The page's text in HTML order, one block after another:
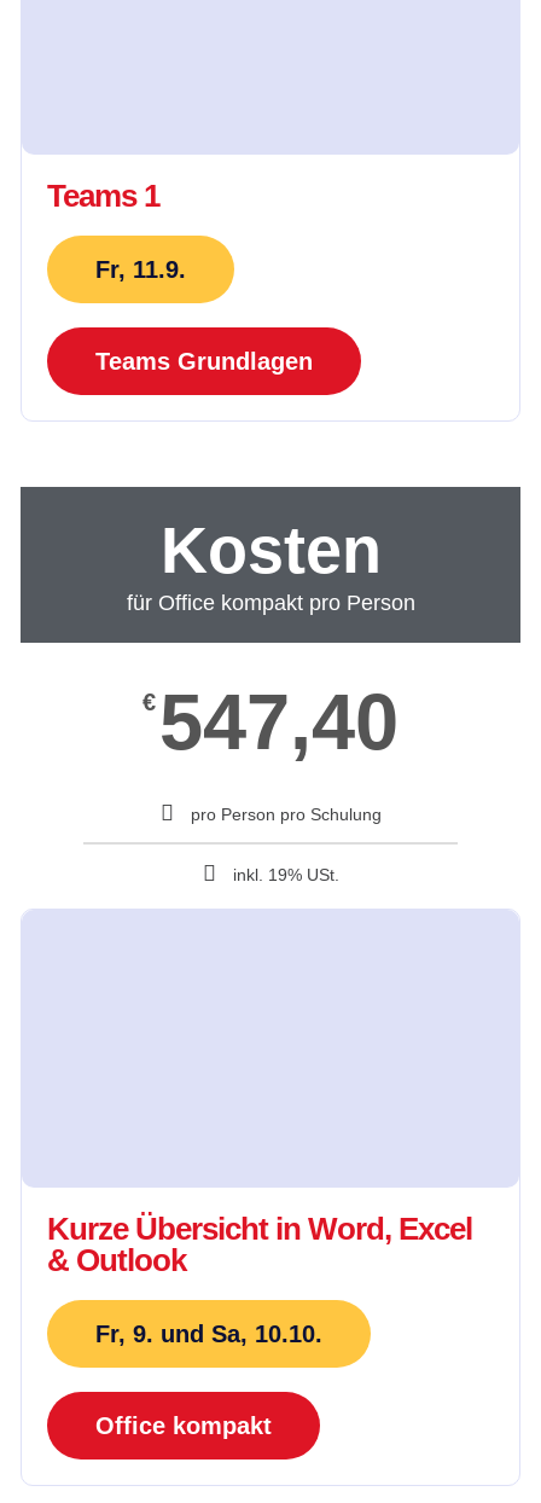
Teams 1
Fr, 11.9.
Teams Grundlagen
Kosten
für Office kompakt pro Person
€ 547,40
pro Person pro Schulung
inkl. 19% USt.
Kurze Übersicht in Word, Excel
& Outlook
Fr, 9. und Sa, 10.10.
Office kompakt